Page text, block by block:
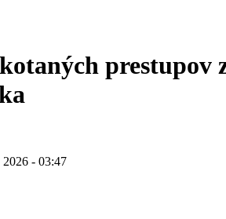
prestupov
- 03:47